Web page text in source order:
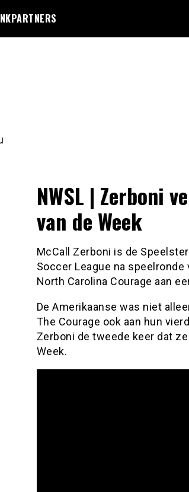
NWSL | Zerboni
van de Week
McCall Zerboni is de
Soccer League na
North Carolina Courage aan
De Amerikaanse was niet
The Courage ook aan hun
Zerboni de tweede keer dat
Week.